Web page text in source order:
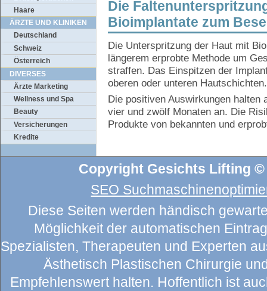
Haare
ÄRZTE UND KLINIKEN
Deutschland
Schweiz
Österreich
DIVERSES
Ärzte Marketing
Wellness und Spa
Beauty
Versicherungen
Kredite
Die
Bioimplantate zum
Die Unterspritzung der Haut mit
längerem erprobte Methode um
straffen. Das Einspitzen der
oberen oder unteren Hautschichten.
Die positiven Auswirkungen
vier und zwölf Monaten an. Die
Produkte von bekannten und
Copyright Gesichts Lifting ©
SEO
Diese Seiten werden händisch
Möglichkeit der automatischen
Spezialisten, Therapeuten und Experten
Ästhetisch Plastischen Chirurgie
Empfehlenswert halten. Hoffentlich ist